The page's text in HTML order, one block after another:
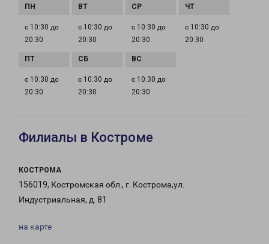
с 10:30 до
20:30
с 10:30 до
20:30
с 10:30 до
20:30
с 10:30 до
20:30
с 10:30 до
20:30
с 10:30 до
20:30
с 10:30 до
20:30
Филиалы в Костроме
КОСТРОМА
156019, Костромская обл., г. Кострома,ул.
Индустриальная, д. 81
на карте